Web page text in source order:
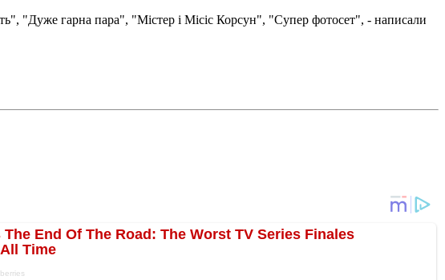
"Дуже гарна пара", "Містер і Місіс Корсун", "Супер фотосет", - написали